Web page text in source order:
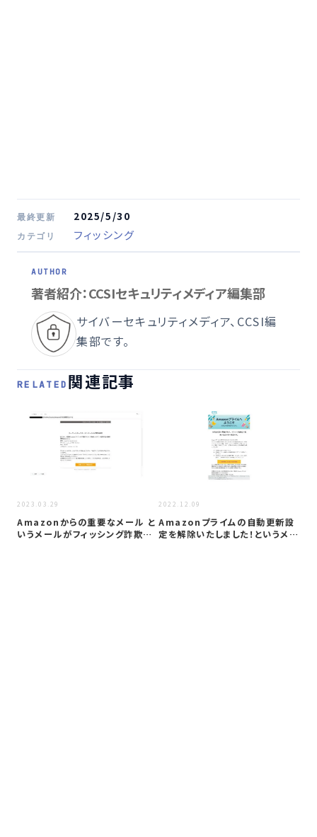
最終更新 2025/5/30
カテゴリ フィッシング
著者紹介：CCSIセキュリティメディア編集部
サイバーセキュリティメディア、CCSI編
集部です。
RELATED 関連記事
2023.03.29
Amazonからの重要なメール と
いうメールがフィッシング詐欺か
2022.12.09
Amazonプライムの自動更新設
定を解除いたしました！というメー